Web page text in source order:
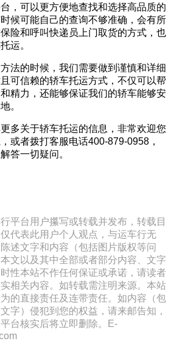
，可以更方便地查找和选择高品质的
候可能自己的查询不够准确，会有所
险和呼叫快递员上门取货的方式，也
运。
法的时候，我们需要做到谨慎和详细
可信赖的轿车托运方式，不仅可以帮
精力，还能够保证我们的轿车能够安
。
多关于轿车托运的信息，非常欢迎您
或者拨打客服电话400-879-0958，
答一切疑问。
平台用户攥写或转载并发布，转载目
代表此用户个人观点，与运车行无
述文字和内容（包括图片版权等问
文以及其中全部或者部分内容、文字
性本站不作任何保证或承诺，请读者
相关内容。如转载需注明来源。本站
的直接责任及连带责任。如内容（包
字）侵犯到您的权益，请来邮告知，
台核实后将立即删除。E-